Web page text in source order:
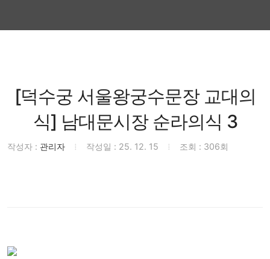
[덕수궁 서울왕궁수문장 교대의
식] 남대문시장 순라의식 3
작성자 : 관리자 작성일 : 25. 12. 15 조회 : 306회